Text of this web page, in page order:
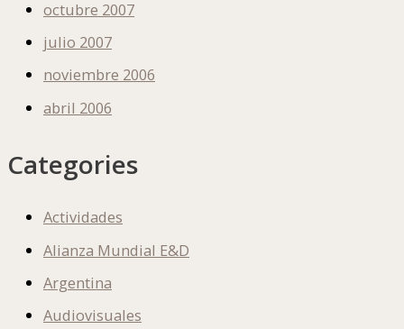
octubre 2007
julio 2007
noviembre 2006
abril 2006
Categories
Actividades
Alianza Mundial E&D
Argentina
Audiovisuales